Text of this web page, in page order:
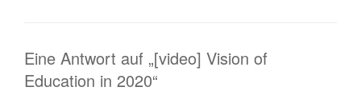
Eine Antwort auf „[video] Vision of
Education in 2020“